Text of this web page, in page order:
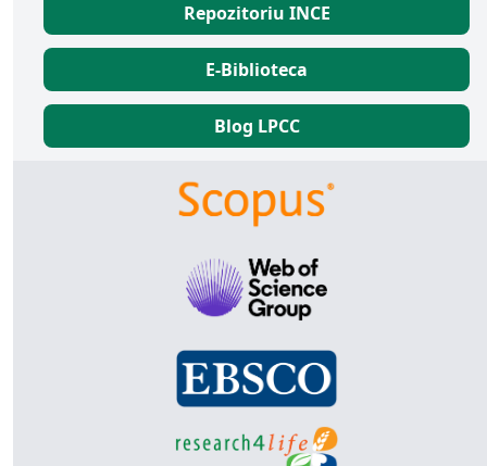
Repozitoriu INCE
E-Biblioteca
Blog LPCC